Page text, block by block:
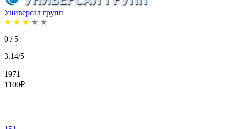
Универсал групп
★ ★ ★ ★ ★
0 / 5
3.14/5
1971
1100₽